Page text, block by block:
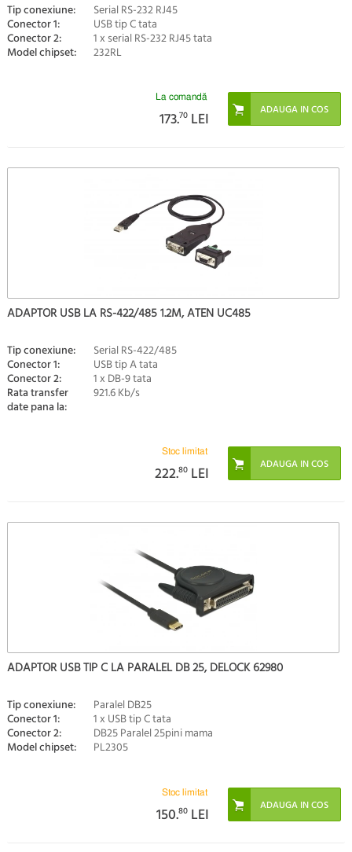
Tip conexiune: Serial RS-232 RJ45
Conector 1: USB tip C tata
Conector 2: 1 x serial RS-232 RJ45 tata
Model chipset: 232RL
La comandă
173.70 LEI
ADAPTOR USB LA RS-422/485 1.2M, ATEN UC485
Tip conexiune: Serial RS-422/485
Conector 1: USB tip A tata
Conector 2: 1 x DB-9 tata
Rata transfer
date pana la:
921.6 Kb/s
Stoc limitat
222.80 LEI
ADAPTOR USB TIP C LA PARALEL DB 25, DELOCK 62980
Tip conexiune: Paralel DB25
Conector 1: 1 x USB tip C tata
Conector 2: DB25 Paralel 25pini mama
Model chipset: PL2305
Stoc limitat
150.80 LEI